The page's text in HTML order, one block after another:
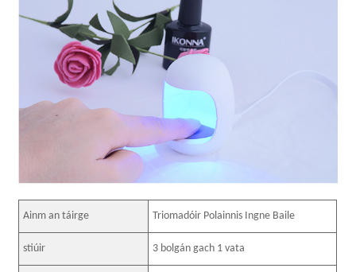
Ainm an táirge Triomadóir Polainnis Ingne Baile
stiúir 3 bolgán gach 1 vata